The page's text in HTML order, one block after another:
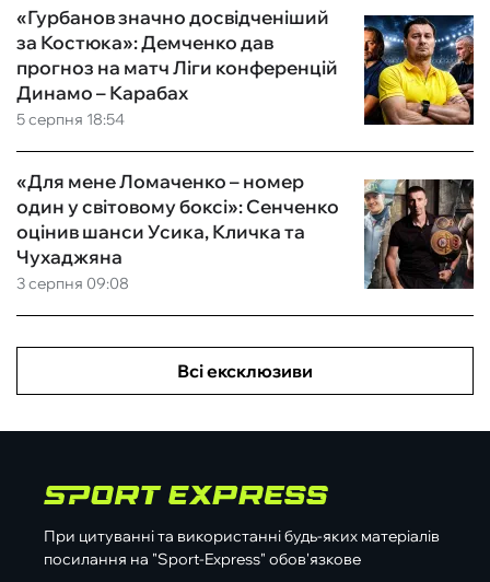
5 серпня 18:54
«Гурбанов значно досвідченіший
за Костюка»: Демченко дав
прогноз на матч Ліги конференцій
Динамо – Карабах
3 серпня 09:08
«Для мене Ломаченко – номер
один у світовому боксі»: Сенченко
оцінив шанси Усика, Кличка та
Чухаджяна
Всі ексклюзиви
При цитуванні та використанні будь-яких матеріалів
посилання на "Sport-Express" обов'язкове